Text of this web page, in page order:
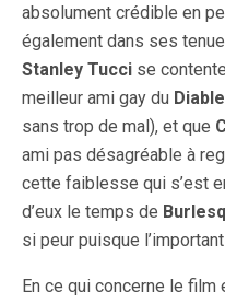
absolument crédible en
également dans ses
Stanley Tucci se
meilleur ami gay du
sans trop de mal), et que
ami pas désagréable à
cette faiblesse qui s’est
d’eux le temps de
si peur puisque
En ce qui concerne le film